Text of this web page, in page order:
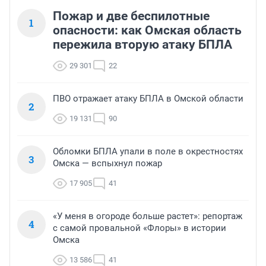
1
Пожар и две беспилотные
опасности: как Омская область
пережила вторую атаку БПЛА
29 301 22
2
ПВО отражает атаку БПЛА в Омской области
19 131 90
3
Обломки БПЛА упали в поле в окрестностях
Омска — вспыхнул пожар
17 905 41
4
«У меня в огороде больше растет»: репортаж
с самой провальной «Флоры» в истории
Омска
13 586 41